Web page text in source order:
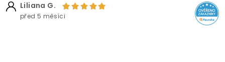
Liliana G.
před 5 měsíci